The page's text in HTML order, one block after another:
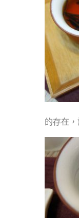
的存在